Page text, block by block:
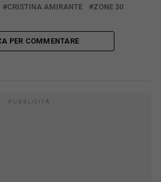
CRISTINA AMIRANTE ZONE 30
PER COMMENTARE
PUBBLICITÀ